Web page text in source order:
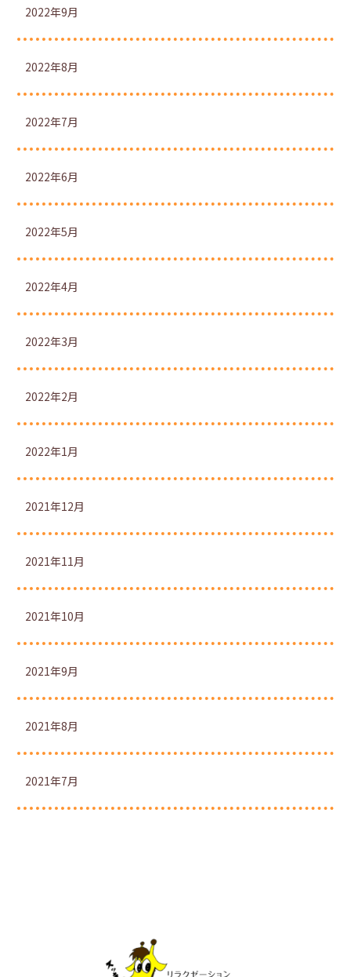
2022年9月
2022年8月
2022年7月
2022年6月
2022年5月
2022年4月
2022年3月
2022年2月
2022年1月
2021年12月
2021年11月
2021年10月
2021年9月
2021年8月
2021年7月